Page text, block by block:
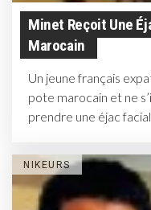
Minet Reçoit Une
Marocain
Un jeune français
pote marocain et ne
prendre une éjac
NIKEURS